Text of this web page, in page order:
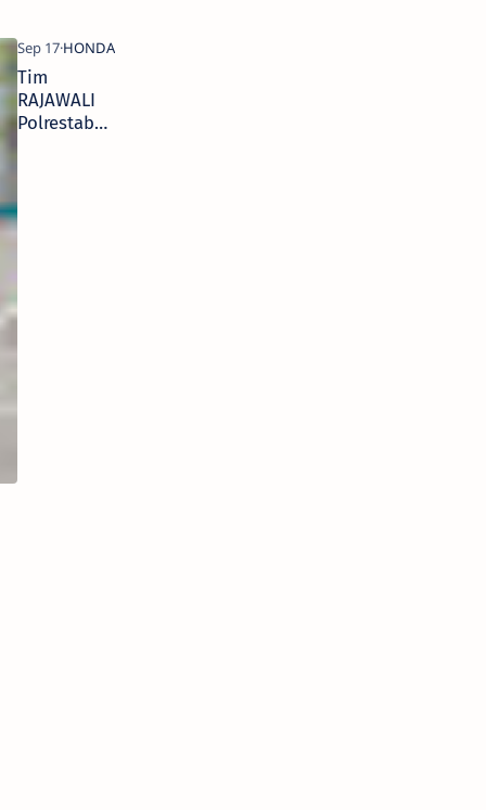
Tim
RAJAWALI
Polrestabes
Berkendara
Course